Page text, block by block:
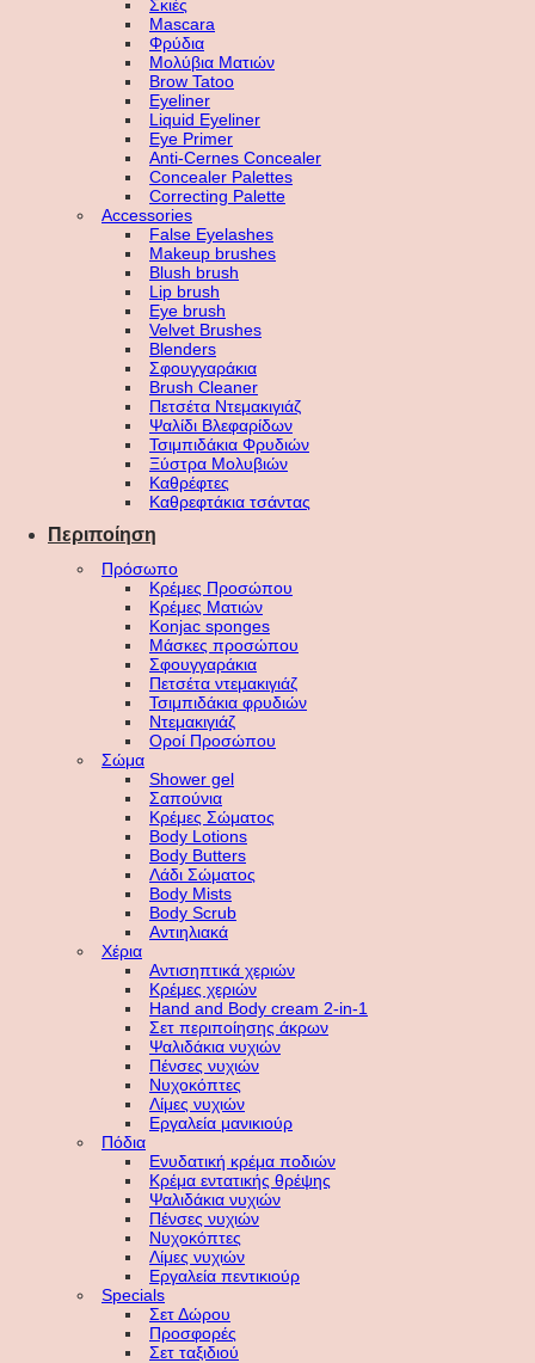
Σκιές
Mascara
Φρύδια
Μολύβια Ματιών
Brow Tatoo
Eyeliner
Liquid Eyeliner
Eye Primer
Anti-Cernes Concealer
Concealer Palettes
Correcting Palette
Accessories
False Eyelashes
Makeup brushes
Blush brush
Lip brush
Eye brush
Velvet Brushes
Blenders
Σφουγγαράκια
Brush Cleaner
Πετσέτα Ντεμακιγιάζ
Ψαλίδι Βλεφαρίδων
Τσιμπιδάκια Φρυδιών
Ξύστρα Μολυβιών
Καθρέφτες
Καθρεφτάκια τσάντας
Περιποίηση
Πρόσωπο
Κρέμες Προσώπου
Κρέμες Ματιών
Konjac sponges
Μάσκες προσώπου
Σφουγγαράκια
Πετσέτα ντεμακιγιάζ
Τσιμπιδάκια φρυδιών
Ντεμακιγιάζ
Οροί Προσώπου
Σώμα
Shower gel
Σαπούνια
Κρέμες Σώματος
Body Lotions
Body Butters
Λάδι Σώματος
Body Mists
Body Scrub
Αντιηλιακά
Χέρια
Αντισηπτικά χεριών
Κρέμες χεριών
Hand and Body cream 2-in-1
Σετ περιποίησης άκρων
Ψαλιδάκια νυχιών
Πένσες νυχιών
Νυχοκόπτες
Λίμες νυχιών
Εργαλεία μανικιούρ
Πόδια
Ενυδατική κρέμα ποδιών
Κρέμα εντατικής θρέψης
Ψαλιδάκια νυχιών
Πένσες νυχιών
Νυχοκόπτες
Λίμες νυχιών
Εργαλεία πεντικιούρ
Specials
Σετ Δώρου
Προσφορές
Σετ ταξιδιού